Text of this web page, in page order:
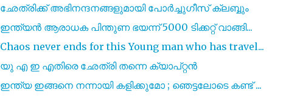
ഛേത്രിക്ക് അഭിനന്ദനങ്ങളുമായി പോർച്ചുഗീസ് ക്ലബ്ബും
ഇന്ത്യൻ ആരാധക പിന്തുണ ഭയന്ന് 5000 ടിക്കറ്റ് വാങ്ങി...
Chaos never ends for this Young man who has travel...
യു എ ഇ എതിരെ ഛേത്രി തന്നെ ക്യാപ്റ്റൻ
ഇന്ത്യ ഇങ്ങനെ നന്നായി കളിക്കുമോ ; ഞെട്ടലോടെ കണ്ട് ...